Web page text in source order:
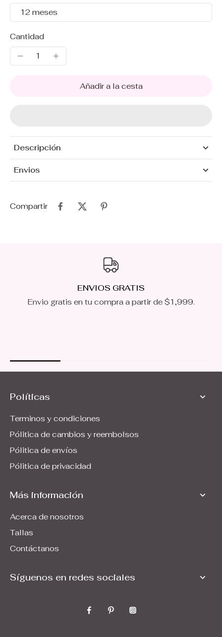
12 meses
Cantidad
Añadir a la cesta
Descripción
Envios
Compartir
ENVIOS GRATIS
Envio gratis en tu compra a partir de $1,999.
Políticas
Terminos y condiciones
Pólitica de cambios y reembolsos
Pólitica de envíos
Pólitica de privacidad
Más información
Acerca de nosotros
Tallas
Contáctanos
Síguenos en redes sociales